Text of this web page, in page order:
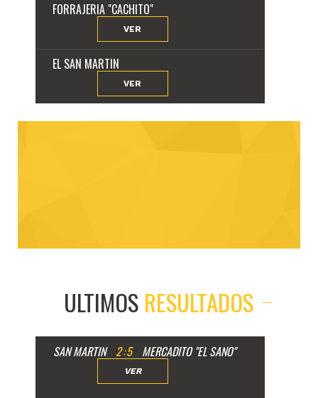
FORRAJERIA "CACHITO"
VER
EL SAN MARTIN
VER
ULTIMOS RESULTADOS
SAN MARTIN 2:5 MERCADITO "EL SANO"
VER